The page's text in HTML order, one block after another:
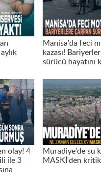
Manisa'da feci
kazası!
sürücü hayatını
olay! 4
ile 3
Muradiye'de su
MASKİ'den kritik